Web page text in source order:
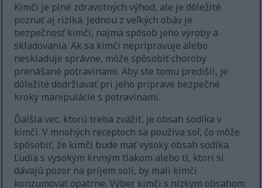
Kimči je plné zdravotných výhod, ale je dôležité
poznať aj riziká. Jednou z veľkých obáv je
bezpečnosť kimči, najmä spôsob jeho výroby a
skladovania. Ak sa kimči nepripravuje alebo
neskladuje správne, môže spôsobiť choroby
prenášané potravinami. Aby ste tomu predišli, je
dôležité dodržiavať pri jeho príprave bezpečné
kroky manipulácie s potravinami.
Ďalšia vec, ktorú treba zvážiť, je obsah sodíka v
kimči. V mnohých receptoch sa používa soľ, čo môže
spôsobiť, že kimči bude mať vysoký obsah sodíka.
Ľudia s vysokým krvným tlakom alebo tí, ktorí si
dávajú pozor na príjem soli, by mali kimči
konzumovať opatrne. Výber kimči s nízkym obsahom